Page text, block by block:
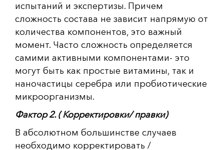
испытаний и экспертизы. Причем
сложность состава не зависит напрямую от
количества компонентов, это важный
момент. Часто сложность определяется
самими активными компонентами- это
могут быть как простые витамины, так и
наночастицы серебра или пробиотические
микроорганизмы.
Фактор 2. ( Корректировки/ правки)
В абсолютном большинстве случаев
необходимо корректировать /